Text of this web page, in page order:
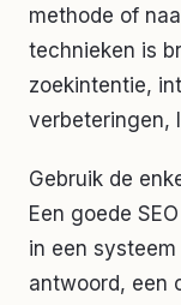
methode of
technieken is
zoekintentie,
verbeteringen,
Gebruik de
Een goede
in een
antwoord, een